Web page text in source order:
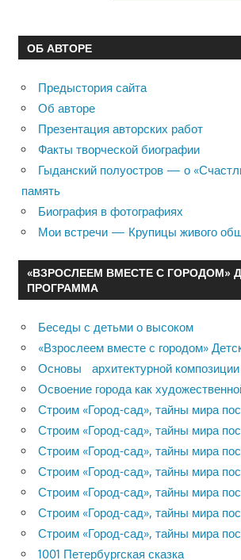
ОБ АВТОРЕ
Предыстория сайта
Об авторе
Презентация авторских работ
Факты творческой биографии
Гыданский полуостров — о
память
Биография в фотографиях
Мои встречи — Крупицы живого
«ВЗРОСЛЕЕМ ВМЕСТЕ С ГОРОДОМ»
ПРОГРАММА
Беседы с детьми о высоком
«Взрослеем вместе с городом»
Основы архитектурной композиции
Освоение города как
Строим «Город-сад», тайны мира
Строим «Город-сад», тайны мира
Строим «Город-сад», тайны мира
Строим «Город-сад», тайны мира
Строим «Город-сад», тайны мира
Строим «Город-сад», тайны мира
Строим «Город-сад», тайны мира
1001 Петербургская сказка